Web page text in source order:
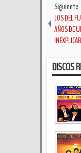
Siguiente
LOS DEL
AÑOS DE
DISCOS